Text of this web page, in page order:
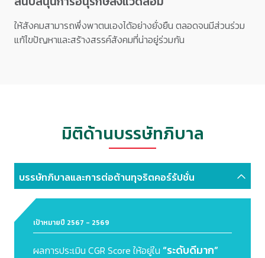
ให้สังคมสามารถพึ่งพาตนเองได้อย่างยั่งยืน ตลอดจนมีส่วนร่วม
แก้ไขปัญหาและสร้างสรรค์สังคมที่น่าอยู่ร่วมกัน
มิติด้านบรรษัทภิบาล
บรรษัทภิบาลและการต่อต้านทุจริตคอร์รัปชั่น
Score ให้อยู่ใน“ระดับดีมาก” จำนวนกรณีฝ่าฝืนจ